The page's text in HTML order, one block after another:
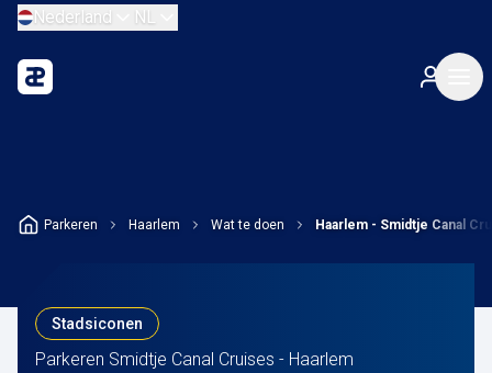
Nederland NL
Parkeren Haarlem Wat te doen Haarlem - Smidtje Canal
Stadsiconen
Parkeren Smidtje Canal Cruises - Haarlem